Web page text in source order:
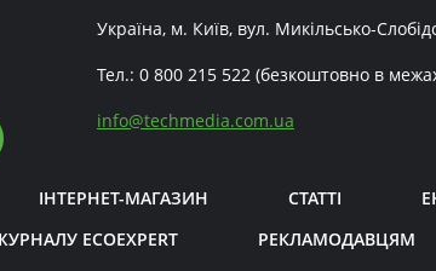
Україна, м. Київ, вул. Микільсько-
Тел.: 0 800 215 522 (безкоштовно в
info@techmedia.com.ua
ІНТЕРНЕТ-МАГАЗИН СТАТТІ
ECOEXPERT РЕКЛАМОДАВЦЯМ